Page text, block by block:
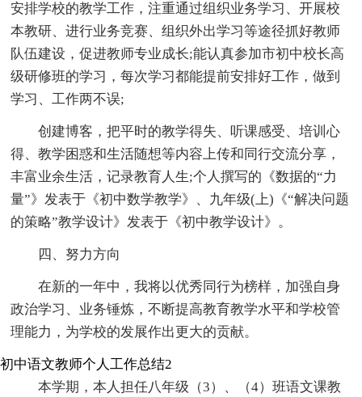
安排学校的教学工作，注重通过组织业务学习、开展校
本教研、进行业务竞赛、组织外出学习等途径抓好教师
队伍建设，促进教师专业成长;能认真参加市初中校长高
级研修班的学习，每次学习都能提前安排好工作，做到
学习、工作两不误;
创建博客，把平时的教学得失、听课感受、培训心
得、教学困惑和生活随想等内容上传和同行交流分享，
丰富业余生活，记录教育人生;个人撰写的《数据的“力
量”》发表于《初中数学教学》、九年级(上)《“解决问题
的策略”教学设计》发表于《初中教学设计》。
四、努力方向
在新的一年中，我将以优秀同行为榜样，加强自身
政治学习、业务锤炼，不断提高教育教学水平和学校管
理能力，为学校的发展作出更大的贡献。
初中语文教师个人工作总结2
本学期，本人担任八年级（3）、（4）班语文课教